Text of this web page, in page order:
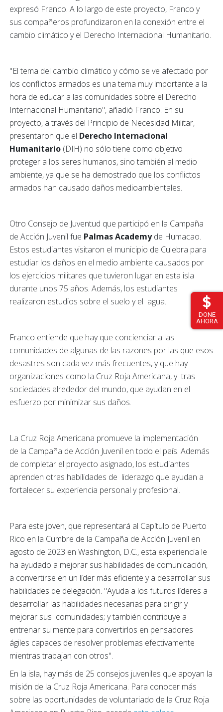
DONE
AHORA
expresó Franco. A lo largo de este proyecto, Franco y
sus compañeros profundizaron en la conexión entre el
cambio climático y el Derecho Internacional Humanitario.
"El tema del cambio climático y cómo se ve afectado por
los conflictos armados es una tema muy importante a la
hora de educar a las comunidades sobre el Derecho
Internacional Humanitario", añadió Franco. En su
proyecto, a través del Principio de Necesidad Militar,
presentaron que el Derecho Internacional
Humanitario (DIH) no sólo tiene como objetivo
proteger a los seres humanos, sino también al medio
ambiente, ya que se ha demostrado que los conflictos
armados han causado daños medioambientales.
Otro Consejo de Juventud que participó en la Campaña
de Acción Juvenil fue Palmas Academyde Humacao.
Estos estudiantes visitaron el municipio de Culebra para
estudiar los daños en el medio ambiente causados por
los ejercicios militares que tuvieron lugar en esta isla
durante unos 75 años. Además, los estudiantes
realizaron estudios sobre el suelo y el agua.
Franco entiende que hay que concienciar a las
comunidades de algunas de las razones por las que esos
desastres son cada vez más frecuentes, y que hay
organizaciones como la Cruz Roja Americana, y tras
sociedades alrededor del mundo, que ayudan en el
esfuerzo por minimizar sus daños.
La Cruz Roja Americana promueve la implementación
de la Campaña de Acción Juvenil en todo el país. Además
de completar el proyecto asignado, los estudiantes
aprenden otras habilidades de liderazgo que ayudan a
fortalecer su experiencia personal y profesional.
Para este joven, que representará al Capítulo de Puerto
Rico en la Cumbre de la Campaña de Acción Juvenil en
agosto de 2023 en Washington, D.C., esta experiencia le
ha ayudado a mejorar sus habilidades de comunicación,
a convertirse en un líder más eficiente y a desarrollar sus
habilidades de delegación. "Ayuda a los futuros líderes a
desarrollar las habilidades necesarias para dirigir y
mejorar sus comunidades; y también contribuye a
entrenar su mente para convertirlos en pensadores
ágiles capaces de resolver problemas efectivamente
mientras trabajan con otros".
En la isla, hay más de 25 consejos juveniles que apoyan la
misión de la Cruz Roja Americana. Para conocer más
sobre las oportunidades de voluntariado de la Cruz Roja